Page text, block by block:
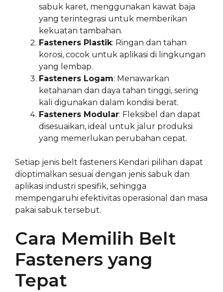
sabuk karet, menggunakan kawat baja
yang terintegrasi untuk memberikan
kekuatan tambahan.
Fasteners Plastik: Ringan dan tahan
korosi, cocok untuk aplikasi di lingkungan
yang lembap.
Fasteners Logam: Menawarkan
ketahanan dan daya tahan tinggi, sering
kali digunakan dalam kondisi berat.
Fasteners Modular: Fleksibel dan dapat
disesuaikan, ideal untuk jalur produksi
yang memerlukan perubahan cepat.
Setiap jenis belt fasteners Kendari pilihan dapat
dioptimalkan sesuai dengan jenis sabuk dan
aplikasi industri spesifik, sehingga
mempengaruhi efektivitas operasional dan masa
pakai sabuk tersebut.
Cara Memilih Belt
Fasteners yang
Tepat